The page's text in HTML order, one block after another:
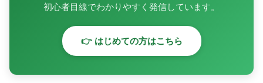
初心者目線でわかりやすく発信しています。
👉 はじめての方はこちら